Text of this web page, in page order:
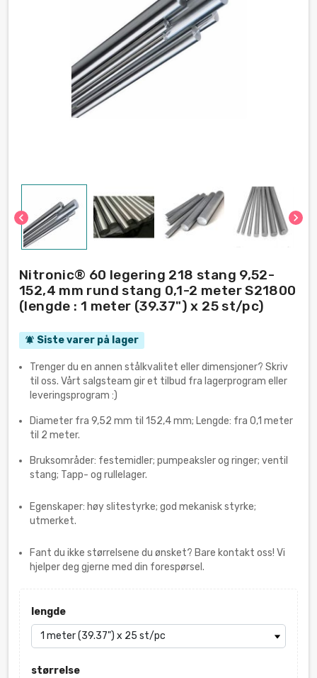
chevron_left chevron_right
Nitronic® 60 legering 218 stang 9,52-
152,4 mm rund stang 0,1-2 meter S21800
(lengde : 1 meter (39.37") x 25 st/pc)
notifications_active Siste varer på lager
Trenger du en annen stålkvalitet eller dimensjoner? Skriv
til oss. Vårt salgsteam gir et tilbud fra lagerprogram eller
leveringsprogram :)
Diameter fra 9,52 mm til 152,4 mm; Lengde: fra 0,1 meter
til 2 meter.
Bruksområder: festemidler; pumpeaksler og ringer; ventil
stang; Tapp- og rullelager.
Egenskaper: høy slitestyrke; god mekanisk styrke;
utmerket.
Fant du ikke størrelsene du ønsket? Bare kontakt oss! Vi
hjelper deg gjerne med din forespørsel.
lengde
størrelse